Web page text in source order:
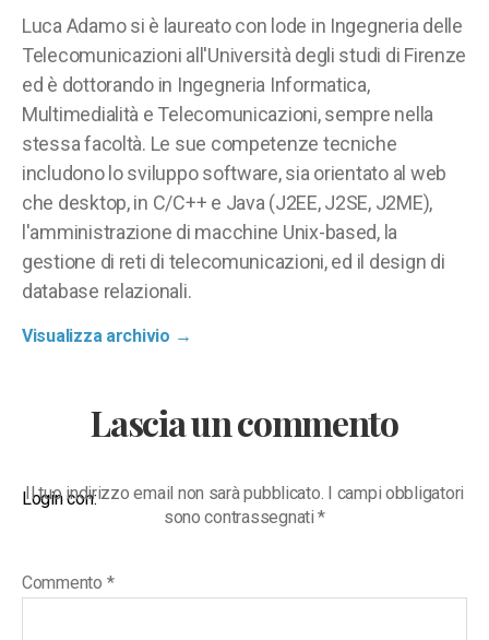
Luca Adamo si è laureato con lode in Ingegneria delle
Telecomunicazioni all'Università degli studi di Firenze
ed è dottorando in Ingegneria Informatica,
Multimedialità e Telecomunicazioni, sempre nella
stessa facoltà. Le sue competenze tecniche
includono lo sviluppo software, sia orientato al web
che desktop, in C/C++ e Java (J2EE, J2SE, J2ME),
l'amministrazione di macchine Unix-based, la
gestione di reti di telecomunicazioni, ed il design di
database relazionali.
Visualizza archivio →
Lascia un commento
Login con:
Il tuo indirizzo email non sarà pubblicato. I campi obbligatori
sono contrassegnati*
Commento *